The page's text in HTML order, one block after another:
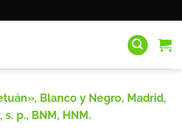
Blanco y Negro, Madrid,
s. p., BNM, HNM.